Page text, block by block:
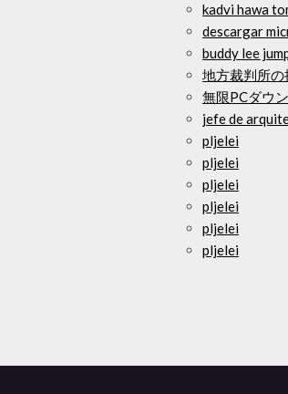
kadvi hawa
descargar
buddy lee
地方裁判所
無限PCダウ
jefe de
pljelei
pljelei
pljelei
pljelei
pljelei
pljelei